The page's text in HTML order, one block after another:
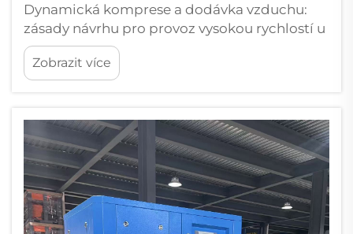
Dynamická komprese a dodávka vzduchu:
zásady návrhu pro provoz vysokou rychlostí u
turbínových ventilátorů. Pochopení
odstředivých účinků a toho, jak lopatková
kola při vysokých otáčkách předávají energii
tak, aby využívaly odstředivé účinky k...
Zobrazit více